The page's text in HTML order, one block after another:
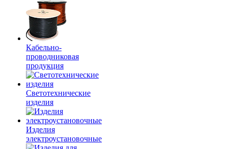
Кабельно-
проводниковая
продукция
Светотехнические
изделия
Изделия
электроустановочные